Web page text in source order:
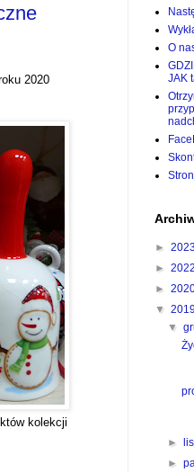
2020
kolekcji
O
JAK
► 2023
► 2022
►
▼ 2019
▼
►
►